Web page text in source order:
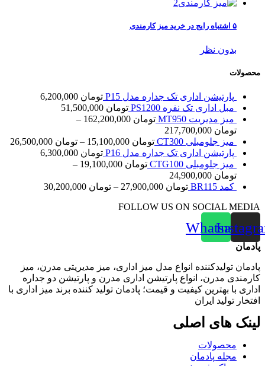
۵ اشتباه رایج در خرید میز کارمندی
بدون نظر
محصولات
پارتیشن اداری تک جداره مدل P15 تومان
مبل اداری تک نفره PS1200
تومان
میز مدیریت MT950
تومان
–
تومان
میز جلومبلی CT300
تومان – تومان
پارتیشن اداری تک جداره مدل P16
تومان
میز جلومبلی CTG100
تومان
–
تومان
کمد BR115
تومان – تومان
FOLLOW US ON SOCIAL MEDIA
Whatsapp
پادمان
پادمان تولیدکننده انواع مدل میز اداری، میز مدیریتی مدرن، میز
کارمندی مدرن، انواع پارتیشن اداری مدرن و پارتیشن دو جداره
اداری با بهترین کیفیت و قیمت؛ پادمان تولید کننده برند میز اداری با
افتخار تولید ایران
لینک‌ های اصلی
محصولات
مجله پادمان